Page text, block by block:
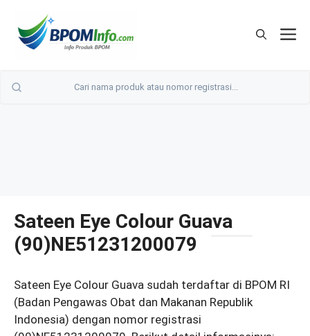
Sateen Eye Colour Guava
(90)NE51231200079
Sateen Eye Colour Guava sudah terdaftar di BPOM RI
(Badan Pengawas Obat dan Makanan Republik
Indonesia) dengan nomor registrasi